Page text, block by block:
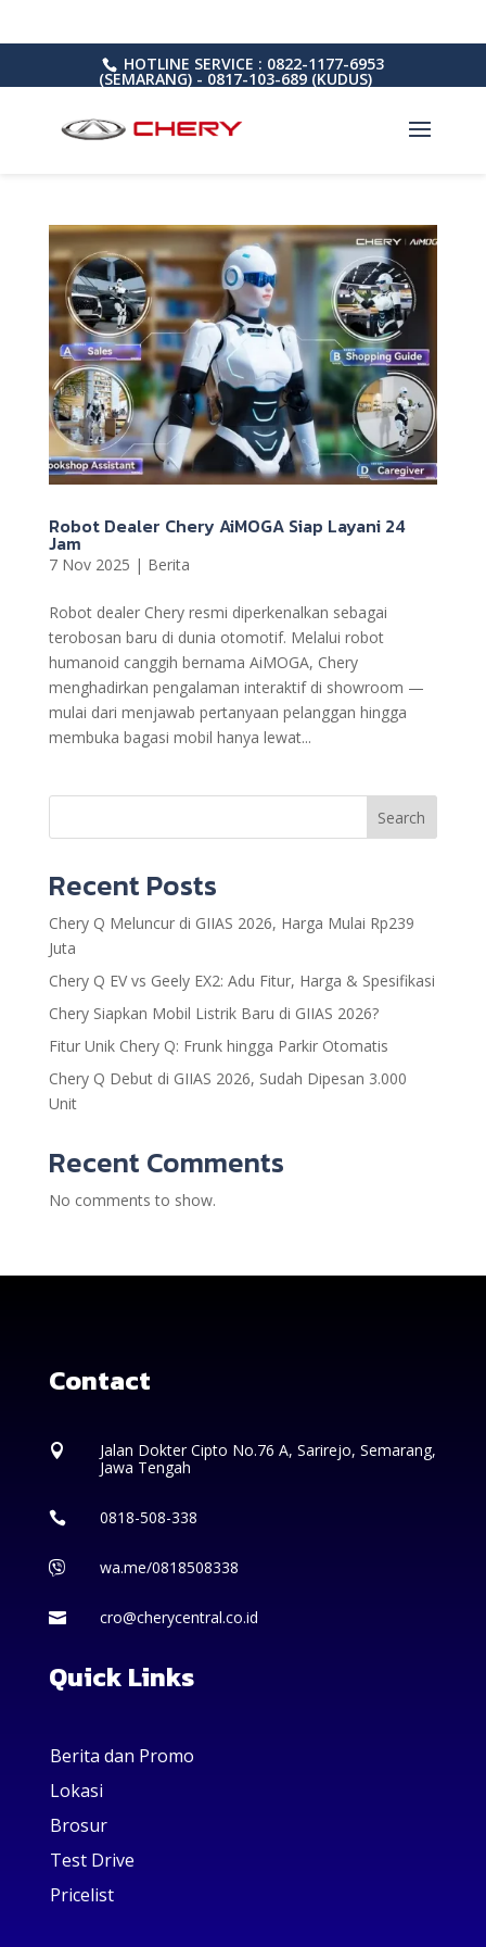
HOTLINE SERVICE : 0822-1177-6953
(SEMARANG) - 0817-103-689 (KUDUS)
Robot Dealer Chery AiMOGA Siap Layani 24
Jam
7 Nov 2025 | Berita
Robot dealer Chery resmi diperkenalkan sebagai
terobosan baru di dunia otomotif. Melalui robot
humanoid canggih bernama AiMOGA, Chery
menghadirkan pengalaman interaktif di showroom —
mulai dari menjawab pertanyaan pelanggan hingga
membuka bagasi mobil hanya lewat...
Search
Recent Posts
Chery Q Meluncur di GIIAS 2026, Harga Mulai Rp239
Juta
Chery Q EV vs Geely EX2: Adu Fitur, Harga & Spesifikasi
Chery Siapkan Mobil Listrik Baru di GIIAS 2026?
Fitur Unik Chery Q: Frunk hingga Parkir Otomatis
Chery Q Debut di GIIAS 2026, Sudah Dipesan 3.000
Unit
Recent Comments
No comments to show.
Contact

Jalan Dokter Cipto No.76 A, Sarirejo, Semarang,
Jawa Tengah
 0818-508-338
 wa.me/0818508338
 cro@cherycentral.co.id
Quick Links
Berita dan Promo
Lokasi
Brosur
Test Drive
Pricelist